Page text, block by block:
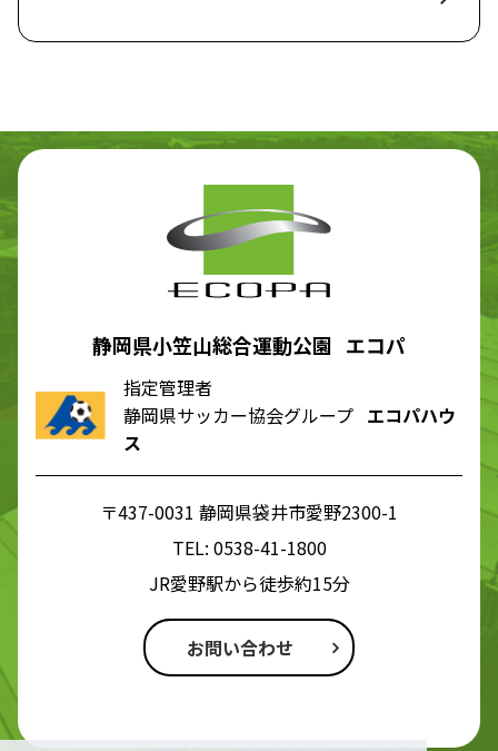
静岡県小笠山総合運動公園 エコパ
指定管理者
静岡県サッカー協会グループ エコパハウ
ス
〒437-0031 静岡県袋井市愛野2300-1
TEL: 0538-41-1800
JR愛野駅から徒歩約15分
お問い合わせ